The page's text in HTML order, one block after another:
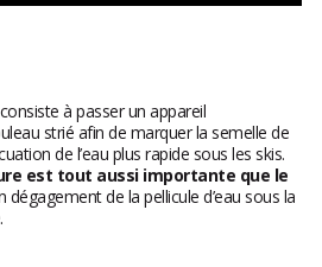
consiste à passer un appareil
strié afin de marquer la semelle de
de l’eau plus rapide sous les skis.
est tout aussi importante que le
dégagement de la pellicule d’eau sous la